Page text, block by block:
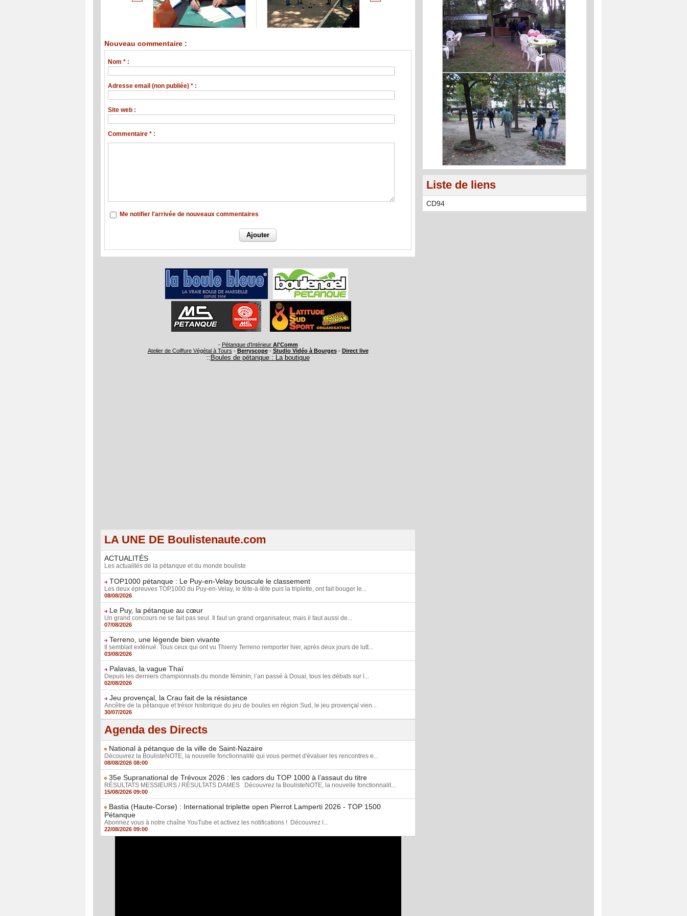
Nouveau commentaire :
Nom * :
Adresse email (non publiée) * :
Site web :
Commentaire * :
Me notifier l'arrivée de nouveaux commentaires
- Pétanque d'Intérieur Al'Comm
Atelier de Coiffure Végétal à Tours - Berryscope- Studio Vidéo à Bourges- Direct live
:: Boules de pétanque : La boutique
LA UNE DE Boulistenaute.com
ACTUALITÉS
Les actualités de la pétanque et du monde bouliste
TOP1000 pétanque : Le Puy-en-Velay bouscule le classement
Les deux épreuves TOP1000 du Puy-en-Velay, le tête-à-tête puis la triplette, ont fait bouger le...
08/08/2026
Le Puy, la pétanque au cœur
Un grand concours ne se fait pas seul. Il faut un grand organisateur, mais il faut aussi de...
07/08/2026
Terreno, une légende bien vivante
Il semblait exténué. Tous ceux qui ont vu Thierry Terreno remporter hier, après deux jours de lutt...
03/08/2026
Palavas, la vague Thaï
Depuis les derniers championnats du monde féminin, l’an passé à Douai, tous les débats sur l...
02/08/2026
Jeu provençal, la Crau fait de la résistance
Ancêtre de la pétanque et trésor historique du jeu de boules en région Sud, le jeu provençal vien...
30/07/2026
Agenda des Directs
National à pétanque de la ville de Saint-Nazaire
Découvrez la BoulisteNOTE, la nouvelle fonctionnalité qui vous permet d'évaluer les rencontres e...
08/08/2026 08:00
35e Supranational de Trévoux 2026 : les cadors du TOP 1000 à l’assaut du titre
RÉSULTATS MESSIEURS / RÉSULTATS DAMES Découvrez la BoulisteNOTE, la nouvelle fonctionnalit...
15/08/2026 09:00
Bastia (Haute-Corse) : International triplette open Pierrot Lamperti 2026 - TOP 1500
Pétanque
Abonnez vous à notre chaîne YouTube et activez les notifications ! Découvrez l...
22/08/2026 09:00
Liste de liens
CD94